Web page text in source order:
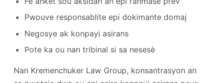
Pwouve responsablite epi dokimante domaj
Negosye ak konpayi asirans
Pote ka ou nan tribinal si sa nesesè
Nan Kremenchuker Law Group, konsantrasyon an